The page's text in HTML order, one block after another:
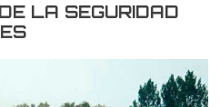
LA SEGURIDAD